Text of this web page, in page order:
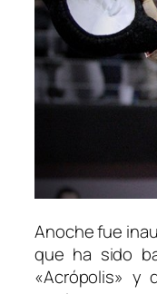
Anoche fue
que ha sido
«Acrópolis» y